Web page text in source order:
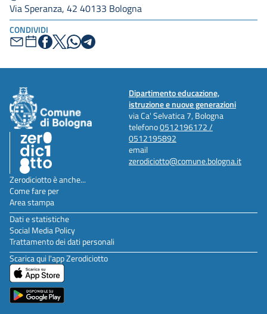
Via Speranza, 42 40133 Bologna
CONDIVIDI
Dipartimento educazione,
istruzione e nuove generazioni
via Ca' Selvatica 7, Bologna
telefono0512196172 /
0512195892
email
zerodiciotto@comune.bologna.it
Zerodiciotto è anche...
Come fare per
Area stampa
Dati e statistiche
Social Media Policy
Trattamento dei dati personali
Scarica qui l'app Zerodiciotto